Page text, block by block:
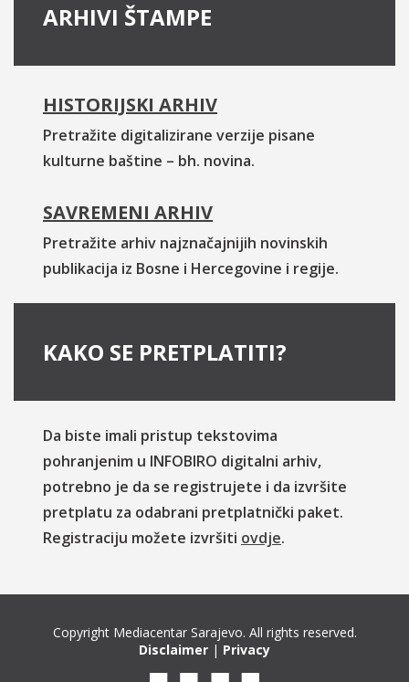
ARHIVI ŠTAMPE
HISTORIJSKI ARHIV
Pretražite digitalizirane verzije pisane
kulturne baštine – bh. novina.
SAVREMENI ARHIV
Pretražite arhiv najznačajnijih novinskih
publikacija iz Bosne i Hercegovine i regije.
KAKO SE PRETPLATITI?
Da biste imali pristup tekstovima
pohranjenim u INFOBIRO digitalni arhiv,
potrebno je da se registrujete i da izvršite
pretplatu za odabrani pretplatnički paket.
Registraciju možete izvršiti ovdje.
Copyright Mediacentar Sarajevo. All rights reserved.
Disclaimer | Privacy